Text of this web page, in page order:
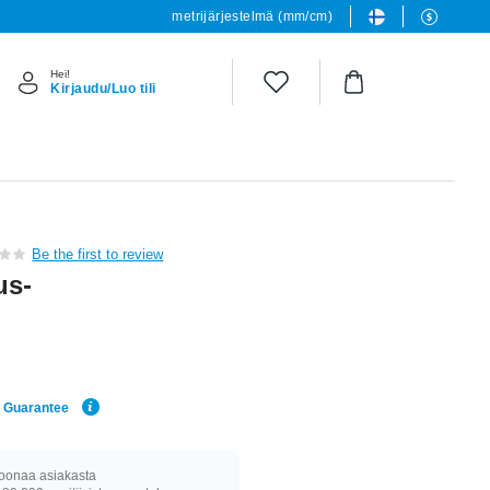
metrijärjestelmä (mm/cm)
Hei!
Kirjaudu/Luo tili
Be the first to review
asiakasta